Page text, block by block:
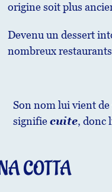
origine soit plus
Devenu un dessert
nombreux
Son nom lui vient
signifiecuite, donc
COTTA